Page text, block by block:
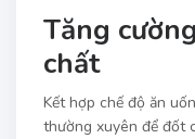
Tăng
chất
Kết hợp chế độ ăn
thường xuyên để đốt